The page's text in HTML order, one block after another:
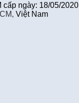
ngày: 18/05/2020
Việt Nam